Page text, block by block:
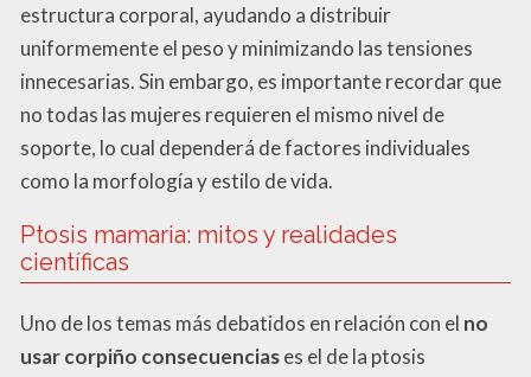
estructura corporal, ayudando a distribuir
uniformemente el peso y minimizando las tensiones
innecesarias. Sin embargo, es importante recordar que
no todas las mujeres requieren el mismo nivel de
soporte, lo cual dependerá de factores individuales
como la morfología y estilo de vida.
Ptosis mamaria: mitos y realidades
científicas
Uno de los temas más debatidos en relación con el no
usar corpiño consecuenciases el de la ptosis